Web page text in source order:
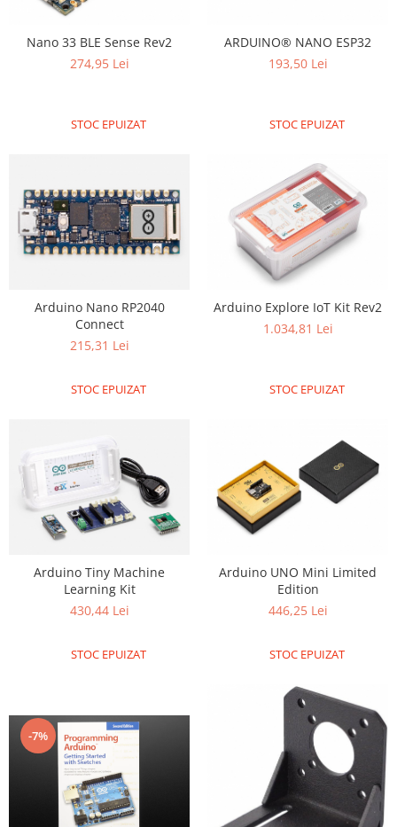
Condensatoare
Generale
PCB - Placute Circuit
Imprimante 3D
Imprimante 3D
3Doodler
Componente
Componente E3D
Filament Premium ABS 1.75 mm
Prusa I3 DIY Kit
Carti
Pentru Incepatori
Kituri incepatori Arduino
Micro:bit
Junior Robotics
STEM Education
Ugears
Kit Roboti
Nano 33 BLE Sense Rev2
274,95 Lei
STOC EPUIZAT
ARDUINO® NANO ESP32
193,50 Lei
STOC EPUIZAT
Arduino Nano RP2040
Connect
215,31 Lei
STOC EPUIZAT
Arduino Explore IoT Kit Rev2
1.034,81 Lei
STOC EPUIZAT
Arduino Tiny Machine
Learning Kit
430,44 Lei
STOC EPUIZAT
Arduino UNO Mini Limited
Edition
446,25 Lei
STOC EPUIZAT
-7%